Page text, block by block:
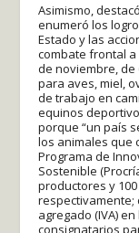
Asimismo,
enumeró los
Estado y las
combate frontal
de noviembre, de
para aves, miel,
de trabajo en
equinos
porque “un país
los animales que
Programa de
Sostenible
productores y
respectivamente;
agregado (IVA)
consignatarios